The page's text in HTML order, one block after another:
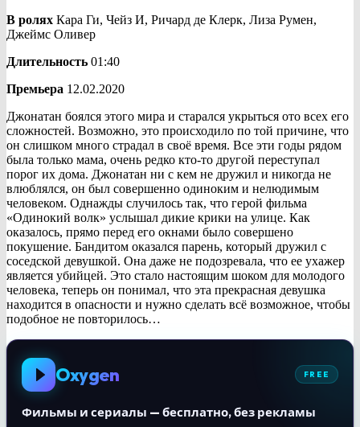
В ролях Кара Ги, Чейз И, Ричард де Клерк, Лиза Румен,
Джеймс Оливер
Длительность 01:40
Премьера 12.02.2020
Джонатан боялся этого мира и старался укрыться ото всех его
сложностей. Возможно, это происходило по той причине, что
он слишком много страдал в своё время. Все эти годы рядом
была только мама, очень редко кто-то другой переступал
порог их дома. Джонатан ни с кем не дружил и никогда не
влюблялся, он был совершенно одиноким и нелюдимым
человеком. Однажды случилось так, что герой фильма
«Одинокий волк» услышал дикие крики на улице. Как
оказалось, прямо перед его окнами было совершено
покушение. Бандитом оказался парень, который дружил с
соседской девушкой. Она даже не подозревала, что ее ухажер
является убийцей. Это стало настоящим шоком для молодого
человека, теперь он понимал, что эта прекрасная девушка
находится в опасности и нужно сделать всё возможное, чтобы
подобное не повторилось…
Oxygen FREE
Фильмы и сериалы — бесплатно, без рекламы